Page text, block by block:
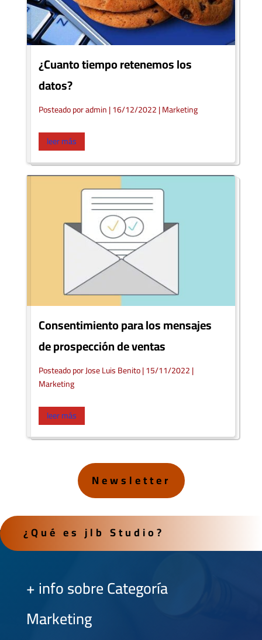
¿Cuanto tiempo retenemos los
datos?
Posteado por admin|16/12/2022 |Marketing
leer más
Consentimiento para los mensajes
de prospección de ventas
Posteado por Jose Luis Benito|15/11/2022 |
Marketing
leer más
Newsletter
¿Qué es jlb Studio?
+ info sobre Categoría
Marketing